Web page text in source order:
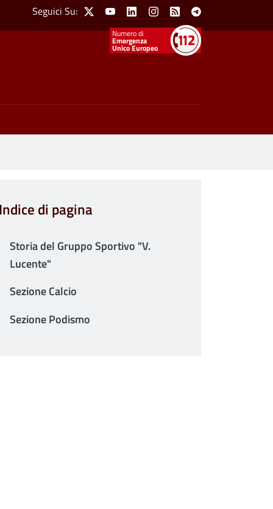
Social Menu
Seguici Su: X YoutubeLinkedinInstagram
Feed Telegram
Emergenza
Unico Europeo
Indice di pagina
Storia del Gruppo Sportivo "V.
Lucente"
Sezione Calcio
Sezione Podismo